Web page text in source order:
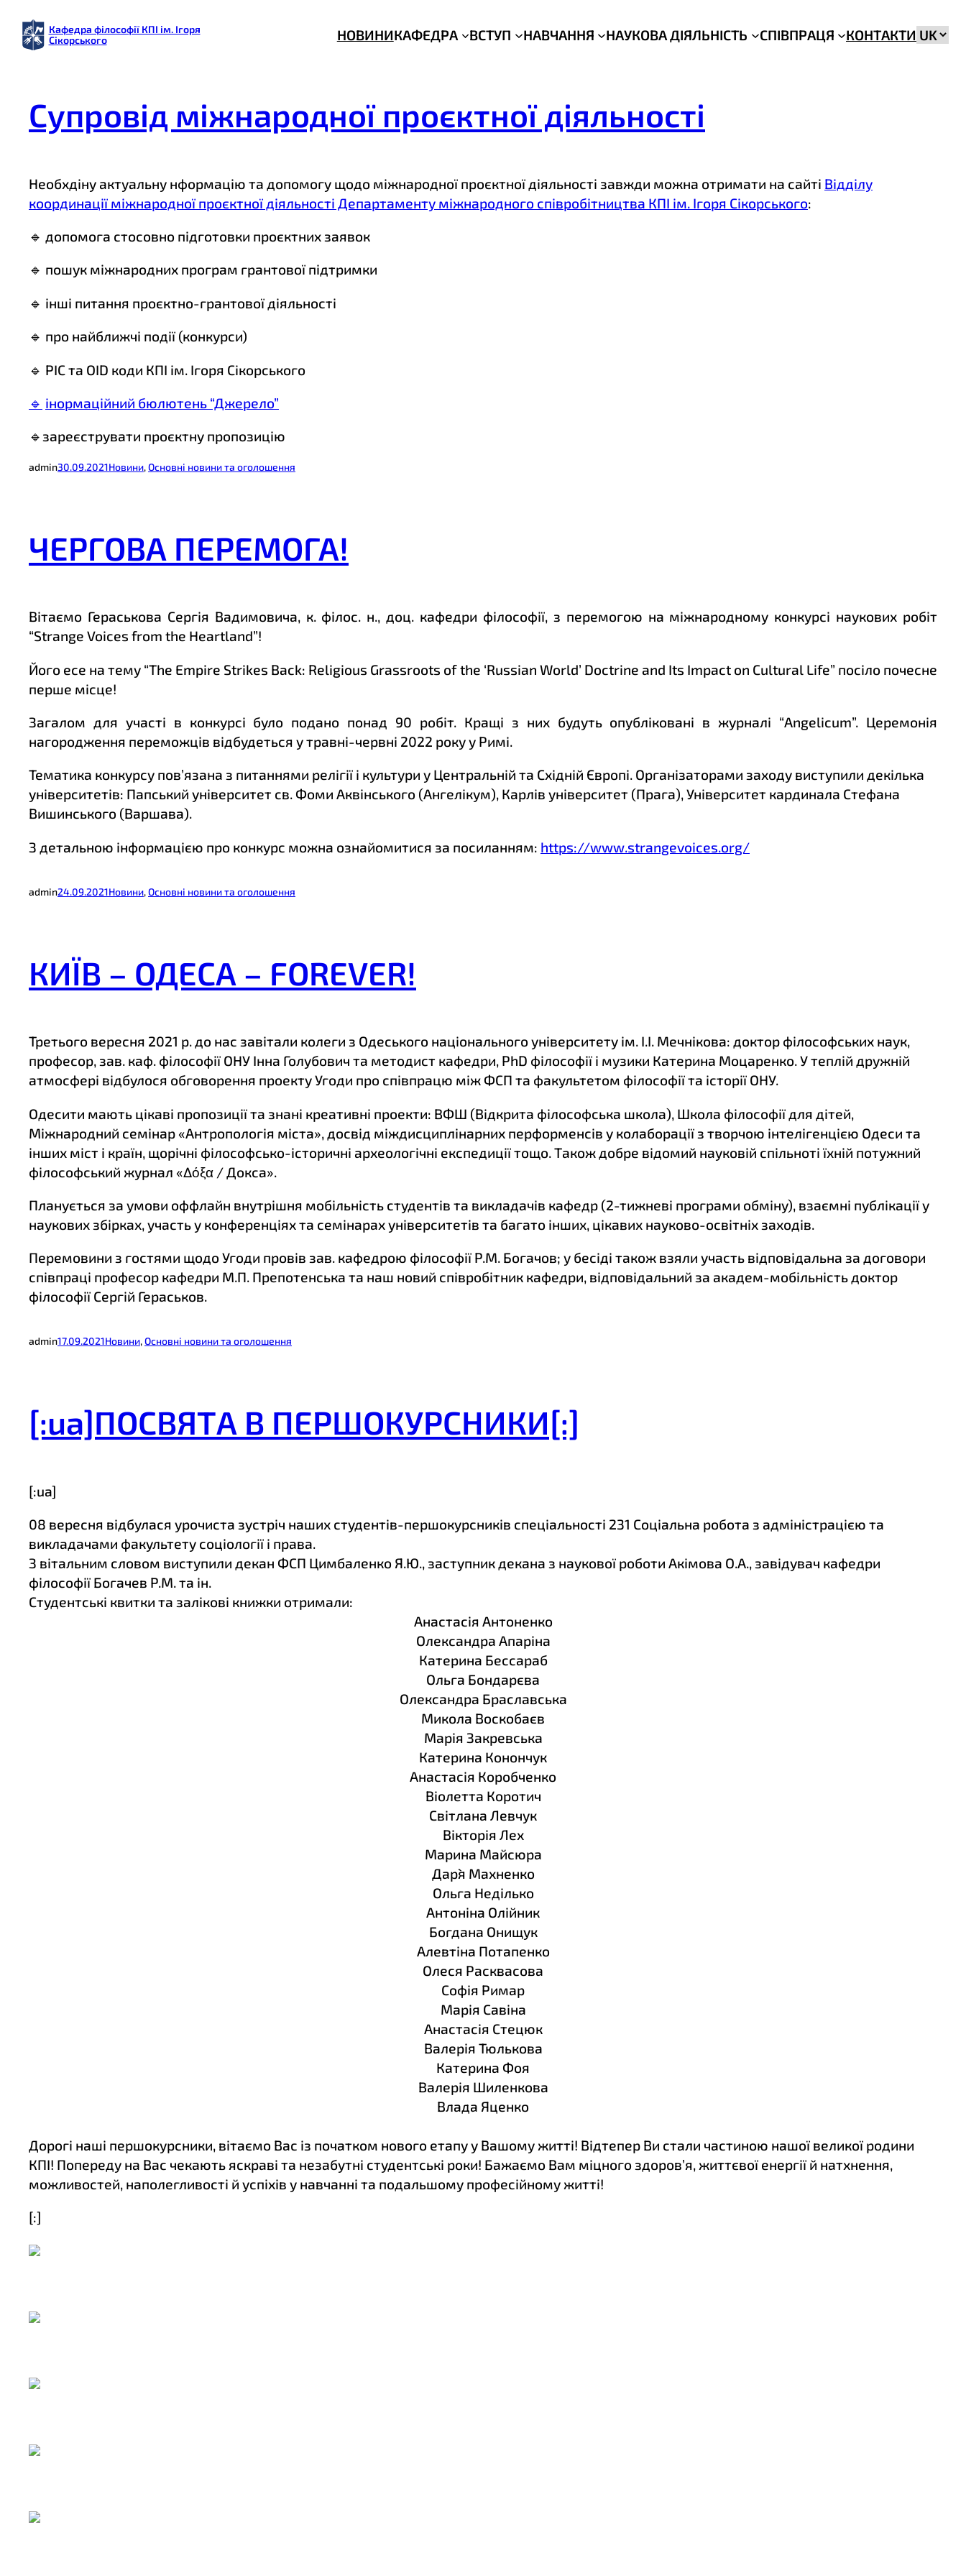
вмісту
Кафедра філософії КПІ ім. Ігоря
Сікорського
НОВИНИКАФЕДРА ВСТУП НАВЧАННЯ НАУКОВА ДІЯЛЬНІСТЬ СПІВПРАЦЯ КОНТАКТИ
Супровід міжнародної проєктної діяльності
Необхдіну актуальну нформацію та допомогу щодо міжнародної проєктної діяльності завжди можна отримати на сайті Відділу
координації міжнародної проєктної діяльності Департаменту міжнародного співробітництва КПІ ім. Ігоря Сікорського:
🔹 допомога стосовно підготовки проєктних заявок
🔹 пошук міжнародних програм грантової підтримки
🔹 інші питання проєктно-грантової діяльності
🔹 про найближчі події (конкурси)
🔹 PIC та OID коди КПІ ім. Ігоря Сікорського
🔹 інормаційний бюлютень “Джерело”
🔹зареєструвати проєктну пропозицію
admin30.09.2021Новини, Основні новини та оголошення
ЧЕРГОВА ПЕРЕМОГА!
Вітаємо Гераськова Сергія Вадимовича, к. філос. н., доц. кафедри філософії, з перемогою на міжнародному конкурсі наукових робіт
“Strange Voices from the Heartland”!
Його есе на тему “The Empire Strikes Back: Religious Grassroots of the ‘Russian World’ Doctrine and Its Impact on Cultural Life” посіло почесне
перше місце!
Загалом для участі в конкурсі було подано понад 90 робіт. Кращі з них будуть опубліковані в журналі “Angelicum”. Церемонія
нагородження переможців відбудеться у травні-червні 2022 року у Римі.
Тематика конкурсу пов’язана з питаннями релігії і культури у Центральній та Східній Європі. Організаторами заходу виступили декілька
університетів: Папський університет св. Фоми Аквінського (Ангелікум), Карлів університет (Прага), Університет кардинала Стефана
Вишинського (Варшава).
З детальною інформацією про конкурс можна ознайомитися за посиланням: https://www.strangevoices.org/
admin24.09.2021Новини, Основні новини та оголошення
КИЇВ – ОДЕСА – FOREVER!
Третього вересня 2021 р. до нас завітали колеги з Одеського національного університету ім. І.І. Мечнікова: доктор філософських наук,
професор, зав. каф. філософії ОНУ Інна Голубович та методист кафедри, PhD філософії і музики Катерина Моцаренко. У теплій дружній
атмосфері відбулося обговорення проекту Угоди про співпрацю між ФСП та факультетом філософії та історії ОНУ.
Одесити мають цікаві пропозиції та знані креативні проекти: ВФШ (Відкрита філософська школа), Школа філософії для дітей,
Міжнародний семінар «Антропологія міста», досвід міждисциплінарних перформенсів у колаборації з творчою інтелігенцією Одеси та
інших міст і країн, щорічні філософсько-історичні археологічні експедиції тощо. Також добре відомий науковій спільноті їхній потужний
філософський журнал «Δόξα / Докса».
Планується за умови оффлайн внутрішня мобільність студентів та викладачів кафедр (2-тижневі програми обміну), взаємні публікації у
наукових збірках, участь у конференціях та семінарах університетів та багато інших, цікавих науково-освітніх заходів.
Перемовини з гостями щодо Угоди провів зав. кафедрою філософії Р.М. Богачов; у бесіді також взяли участь відповідальна за договори
співпраці професор кафедри М.П. Препотенська та наш новий співробітник кафедри, відповідальний за академ-мобільність доктор
філософії Сергій Гераськов.
admin17.09.2021Новини, Основні новини та оголошення
[:ua]ПОСВЯТА В ПЕРШОКУРСНИКИ[:]
[:ua]
08 вересня відбулася урочиста зустріч наших студентів-першокурсників спеціальності 231 Соціальна робота з адміністрацією та
викладачами факультету соціології і права.
З вітальним словом виступили декан ФСП Цимбаленко Я.Ю., заступник декана з наукової роботи Акімова О.А., завідувач кафедри
філософії Богачев Р.М. та ін.
Студентські квитки та залікові книжки отримали:
Анастасія Антоненко
Олександра Апаріна
Катерина Бессараб
Ольга Бондарєва
Олександра Браславська
Микола Воскобаєв
Марія Закревська
Катерина Конончук
Анастасія Коробченко
Віолетта Коротич
Світлана Левчук
Вікторія Лех
Марина Майсюра
Дар`я Махненко
Ольга Неділько
Антоніна Олійник
Богдана Онищук
Алевтіна Потапенко
Олеся Расквасова
Софія Римар
Марія Савіна
Анастасія Стецюк
Валерія Тюлькова
Катерина Фоя
Валерія Шиленкова
Влада Яценко
Дорогі наші першокурсники, вітаємо Вас із початком нового етапу у Вашому житті! Відтепер Ви стали частиною нашої великої родини
КПІ! Попереду на Вас чекають яскраві та незабутні студентські роки! Бажаємо Вам міцного здоров’я, життєвої енергії й натхнення,
можливостей, наполегливості й успіхів у навчанні та подальшому професійному житті!
[:]